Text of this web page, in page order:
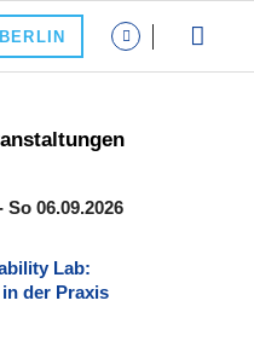
So 06.09.2026
Lab:
der Praxis